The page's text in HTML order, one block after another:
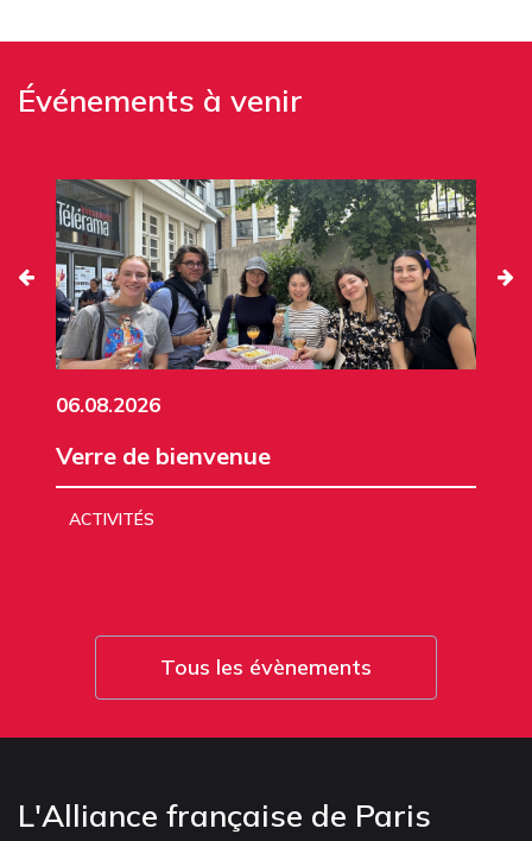
Événements à venir
06.08.2026
Verre de bienvenue
ACTIVITÉS
Tous les évènements
L'Alliance française de Paris